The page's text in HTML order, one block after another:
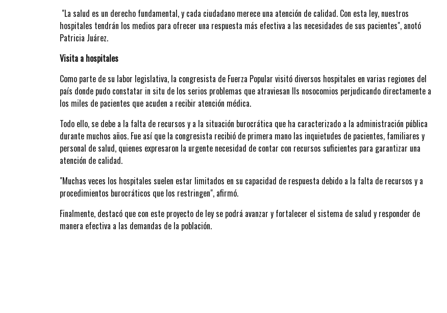
"La salud es un derecho fundamental, y cada ciudadano merece una atención de calidad. Con esta ley, nuestros
hospitales tendrán los medios para ofrecer una respuesta más efectiva a las necesidades de sus pacientes", anotó
Patricia Juárez.
Visita a hospitales
Como parte de su labor legislativa, la congresista de Fuerza Popular visitó diversos hospitales en varias regiones del
país donde pudo constatar in situ de los serios problemas que atraviesan lls nosocomios perjudicando directamente a
los miles de pacientes que acuden a recibir atención médica.
Todo ello, se debe a la falta de recursos y a la situación burocrática que ha caracterizado a la administración pública
durante muchos años. Fue así que la congresista recibió de primera mano las inquietudes de pacientes, familiares y
personal de salud, quienes expresaron la urgente necesidad de contar con recursos suficientes para garantizar una
atención de calidad.
"Muchas veces los hospitales suelen estar limitados en su capacidad de respuesta debido a la falta de recursos y a
procedimientos burocráticos que los restringen", afirmó.
Finalmente, destacó que con este proyecto de ley se podrá avanzar y fortalecer el sistema de salud y responder de
manera efectiva a las demandas de la población.